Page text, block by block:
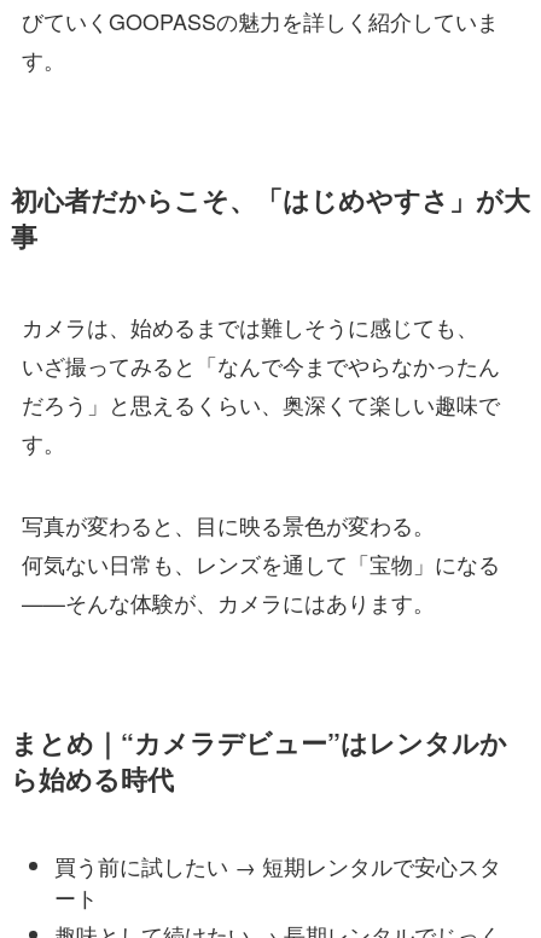
びていくGOOPASSの魅力を詳しく紹介していま
す。
初心者だからこそ、「はじめやすさ」が大
事
カメラは、始めるまでは難しそうに感じても、
いざ撮ってみると「なんで今までやらなかったん
だろう」と思えるくらい、奥深くて楽しい趣味で
す。
写真が変わると、目に映る景色が変わる。
何気ない日常も、レンズを通して「宝物」になる
——そんな体験が、カメラにはあります。
まとめ｜“カメラデビュー”はレンタルか
ら始める時代
買う前に試したい → 短期レンタルで安心スタ
ート